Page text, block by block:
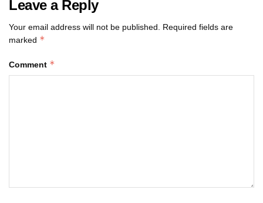
Leave a Reply
Your email address will not be published. Required fields are
marked *
Comment *